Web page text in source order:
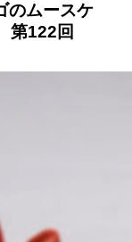
のムースケ
第122回